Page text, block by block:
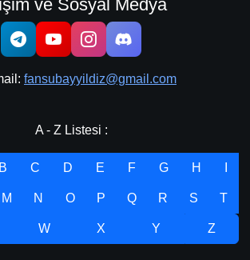
ve Sosyal Medya
fansubayyildiz@gmail.com
A - Z Listesi :
B C D E F G H
M N O P Q R S T
W X Y Z